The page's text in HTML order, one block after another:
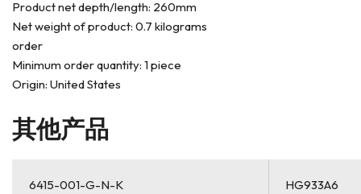
Product net depth/length: 260mm
Net weight of product: 0.7 kilograms
order
Minimum order quantity: 1 piece
Origin: United States
其他产品
6415-001-G-N-K HG933A6